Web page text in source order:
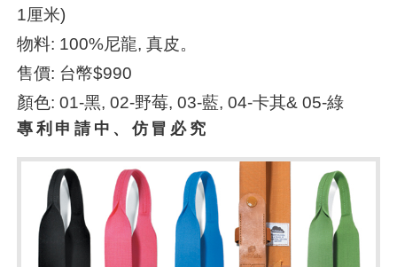
1厘米)
物料: 100%尼龍, 真皮。
售價: 台幣$990
顏色: 01-黑, 02-野莓, 03-藍, 04-卡其& 05-綠
專利申請中、仿冒必究